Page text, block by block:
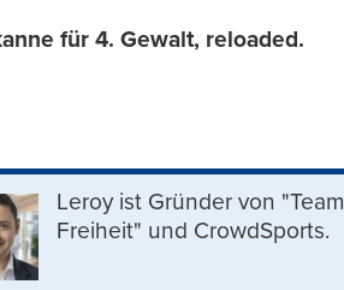
für 4. Gewalt, reloaded.
Leroy ist Gründer von "Team
Freiheit" und CrowdSports.